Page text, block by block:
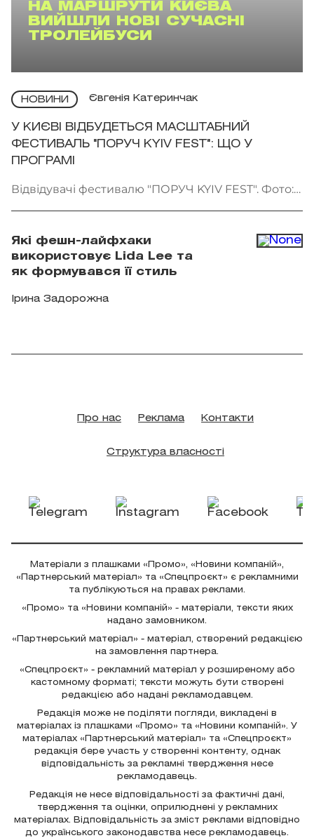
НА МАРШРУТИ КИЄВА
ВИЙШЛИ НОВІ СУЧАСНІ
ТРОЛЕЙБУСИ
НОВИНИ Євгенія Катеринчак
У КИЄВІ ВІДБУДЕТЬСЯ МАСШТАБНИЙ
ФЕСТИВАЛЬ "ПОРУЧ KYIV FEST": ЩО У
ПРОГРАМІ
Відвідувачі фестивалю "ПОРУЧ KYIV FEST". Фото:
Які фешн-лайфхаки
використовує Lida Lee та
як формувався її стиль
Ірина Задорожна
Про нас Реклама Контакти
Структура власності
Матеріали з плашками «Промо», «Новини компаній»,
«Партнерський матеріал» та «Спецпроєкт» є рекламними
та публікуються на правах реклами.
«Промо» та «Новини компаній» - матеріали, тексти яких
надано замовником.
«Партнерський матеріал» - матеріал, створений редакцією
на замовлення партнера.
«Спецпроєкт» - рекламний матеріал у розширеному або
кастомному форматі; тексти можуть бути створені
редакцією або надані рекламодавцем.
Редакція може не поділяти погляди, викладені в
матеріалах із плашками «Промо» та «Новини компаній». У
матеріалах «Партнерський матеріал» та «Спецпроєкт»
редакція бере участь у створенні контенту, однак
відповідальність за рекламні твердження несе
рекламодавець.
Редакція не несе відповідальності за фактичні дані,
твердження та оцінки, оприлюднені у рекламних
матеріалах. Відповідальність за зміст реклами відповідно
до українського законодавства несе рекламодавець.